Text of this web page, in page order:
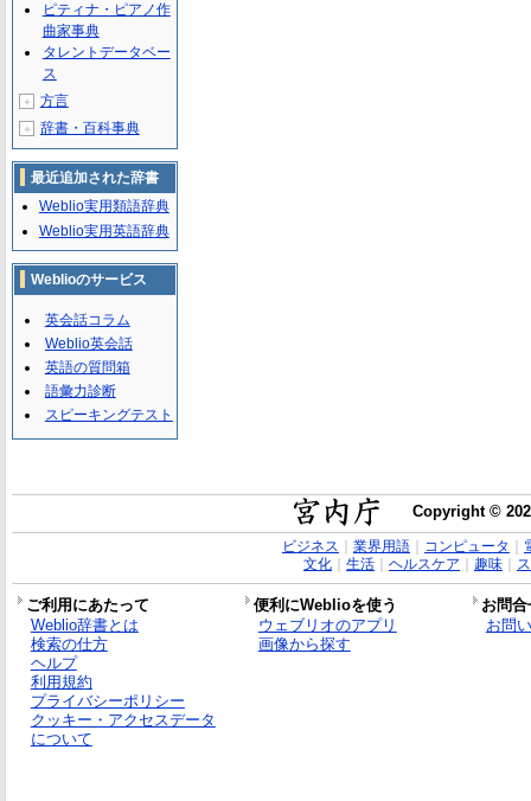
ピティナ・ピアノ作
曲家事典
タレントデータベー
ス
＋ 方言
＋ 辞書・百科事典
最近追加された辞書
Weblio実用類語辞典
Weblio実用英語辞典
Weblioのサービス
英会話コラム
Weblio英会話
英語の質問箱
語彙力診断
スピーキングテスト
Copyright ©
ビジネス 業界用語｜ コンピュータ
文化｜ 生活｜ ヘルスケア 趣味｜
ご利用にあたって 便利にWeblioを使う
お問
Weblio辞書とは
検索の仕方
ヘルプ
利用規約
プライバシーポリシー
クッキー・アクセスデータ
について
ウェブリオのアプリ
画像から探す
お問